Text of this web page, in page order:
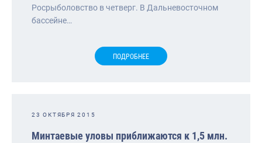
Росрыболовство в четверг. В Дальневосточном
бассейне…
ПОДРОБНЕЕ
23 ОКТЯБРЯ 2015
Минтаевые уловы приближаются к 1,5 млн.